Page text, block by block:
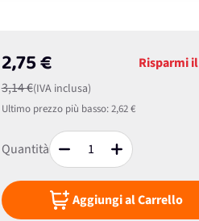
2,75 €
3,14 €(IVA inclusa)
Risparmi il
Ultimo prezzo più basso:2,62 €
Quantità
Aggiungi al Carrello